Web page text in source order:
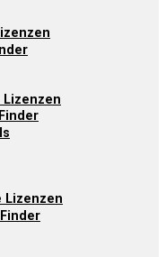
Lizenzen
Lizenzen